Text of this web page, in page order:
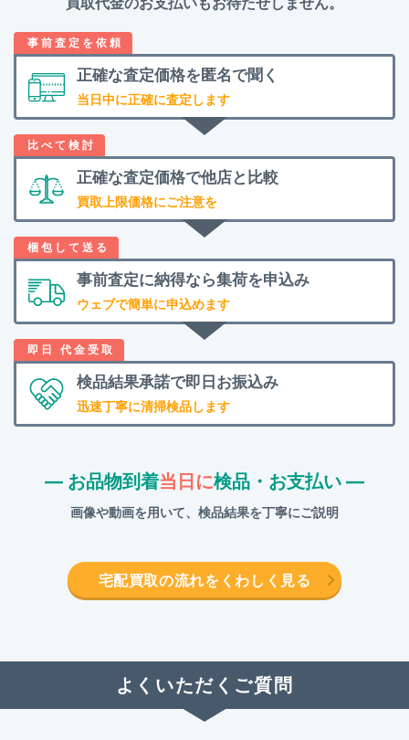
正確な査定価格を 匿名で聞く
当日中に正確に査定します
正確な査定価格で他店と比較
買取上限価格にご注意を
事前査定に納得なら集荷を申込み
ウェブで簡単に申込めます
検品結果承諾で即日お振込み
迅速丁寧に清掃検品します
― お品物到着当日に検品・お支払い ―
画像や動画を用いて、検品結果を丁寧にご説明
宅配買取の流れをくわしく見る
よくいただくご質問